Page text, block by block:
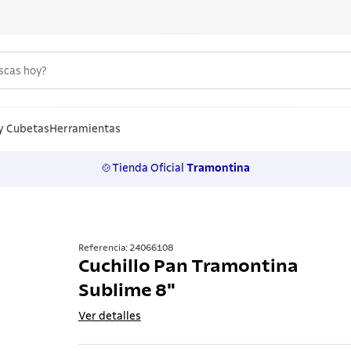
Cubetas Herramientas
🍲Tienda Oficial Tramontina
Referencia: 24066108
Cuchillo Pan Tramontina
Sublime 8"
Ver detalles